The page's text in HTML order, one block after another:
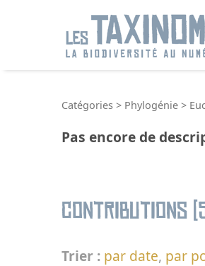
Catégories > Phylogénie >
Pas encore de
Contributions
Trier : par date, par